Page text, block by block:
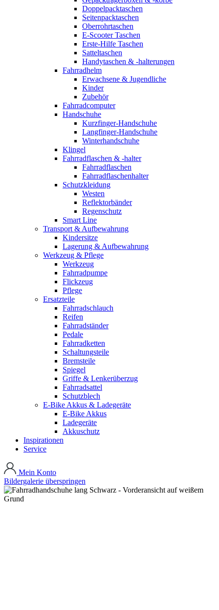
Doppelpacktaschen
Seitenpacktaschen
Oberrohrtaschen
E-Scooter Taschen
Erste-Hilfe Taschen
Satteltaschen
Handytaschen & -halterungen
Fahrradhelm
Erwachsene & Jugendliche
Kinder
Zubehör
Fahrradcomputer
Handschuhe
Kurzfinger-Handschuhe
Langfinger-Handschuhe
Winterhandschuhe
Klingel
Fahrradflaschen & -halter
Fahrradflaschen
Fahrradflaschenhalter
Schutzkleidung
Westen
Reflektorbänder
Regenschutz
Smart Line
Transport & Aufbewahrung
Kindersitze
Lagerung & Aufbewahrung
Werkzeug & Pflege
Werkzeug
Fahrradpumpe
Flickzeug
Pflege
Ersatzteile
Fahrradschlauch
Reifen
Fahrradständer
Pedale
Fahrradketten
Schaltungsteile
Bremsteile
Spiegel
Griffe & Lenkerüberzug
Fahrradsattel
Schutzblech
E-Bike Akkus & Ladegeräte
E-Bike Akkus
Ladegeräte
Akkuschutz
Inspirationen
Service
Mein Konto
Bildergalerie überspringen